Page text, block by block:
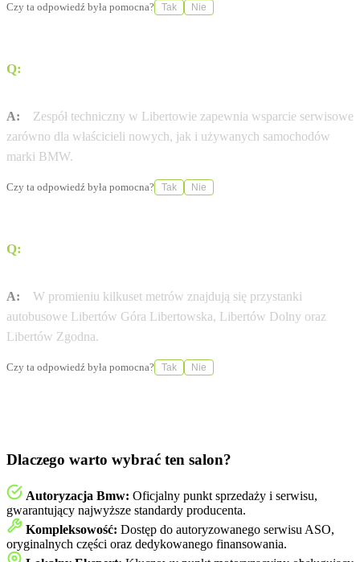
Czy ta odpowiedź była pomocna? Tak Nie
Q:
A:
Zespół techniczny w Libertowie zapewnia wsparcie serwisowe
zarówno dla właścicieli nowych, jak i używanych samochodów
marki BMW.
Czy ta odpowiedź była pomocna? Tak Nie
Q:
A:
W promieniu kilkuset metrów znajdują się przystanki
autobusowe Libertów Góra Libertowska, Libertów Dolny oraz
Libertów Zgodna.
Czy ta odpowiedź była pomocna? Tak Nie
Dlaczego warto wybrać ten salon?
Autoryzacja Bmw: Oficjalny punkt sprzedaży i serwisu,
gwarantujący najwyższe standardy producenta.
Kompleksowość: Dostęp do autoryzowanego serwisu ASO,
oryginalnych części oraz dedykowanego finansowania.